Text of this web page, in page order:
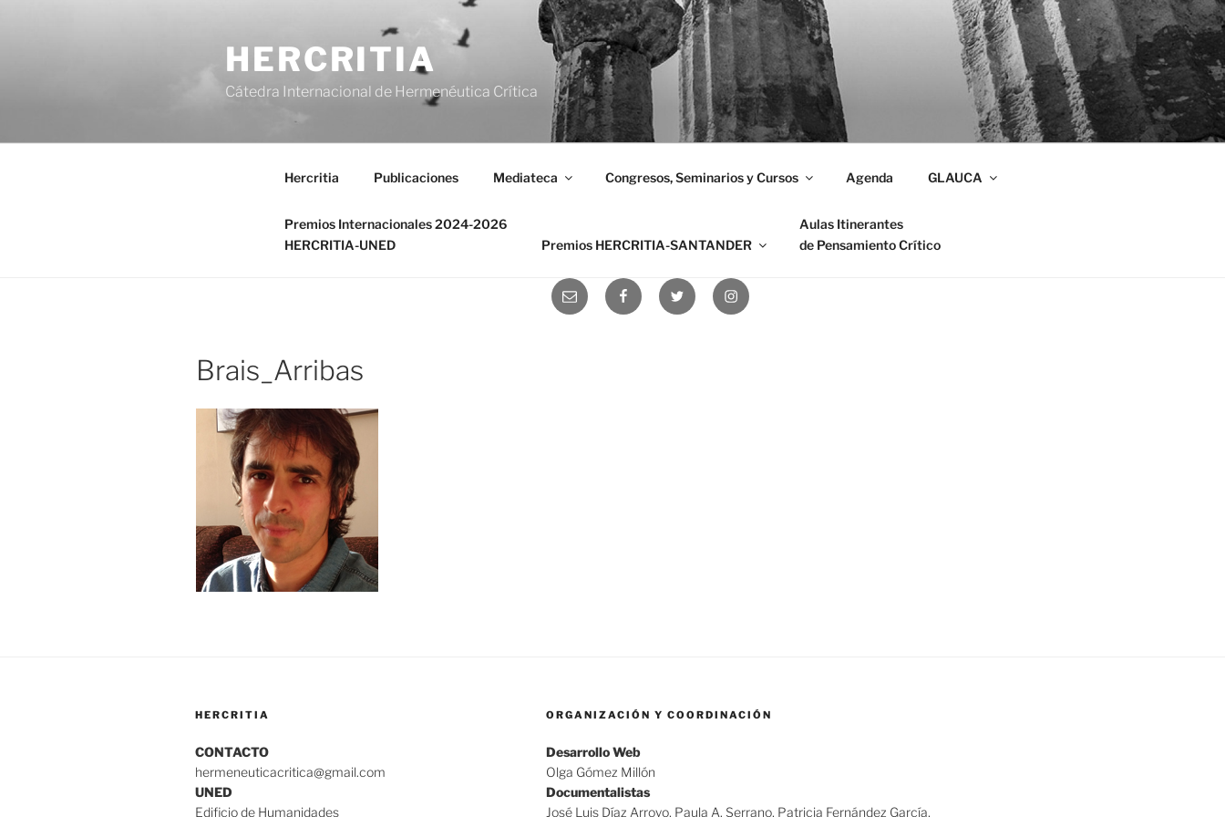
HERCRITIA
Cátedra Internacional de Hermenéutica Crítica
Hercritia Publicaciones Mediateca Congresos, Seminarios y Cursos Agenda GLAUCA
Premios Internacionales 2024-2026
HERCRITIA-UNED
Premios HERCRITIA-SANTANDER
Aulas Itinerantes
de Pensamiento Crítico
Brais_Arribas
HERCRITIA
CONTACTO
hermeneuticacritica@gmail.com
UNED
Edificio de Humanidades
ORGANIZACIÓN Y COORDINACIÓN
Desarrollo Web
Olga Gómez Millón
Documentalistas
José Luis Díaz Arroyo, Paula A. Serrano, Patricia Fernández García,
Correo
electrónico
FacebookTwitter Instagram